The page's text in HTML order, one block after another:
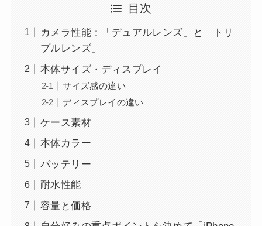
目次
カメラ性能：「デュアルレンズ」と「トリ
プルレンズ」
本体サイズ・ディスプレイ
サイズ感の違い
ディスプレイの違い
ケース素材
本体カラー
バッテリー
耐水性能
容量と価格